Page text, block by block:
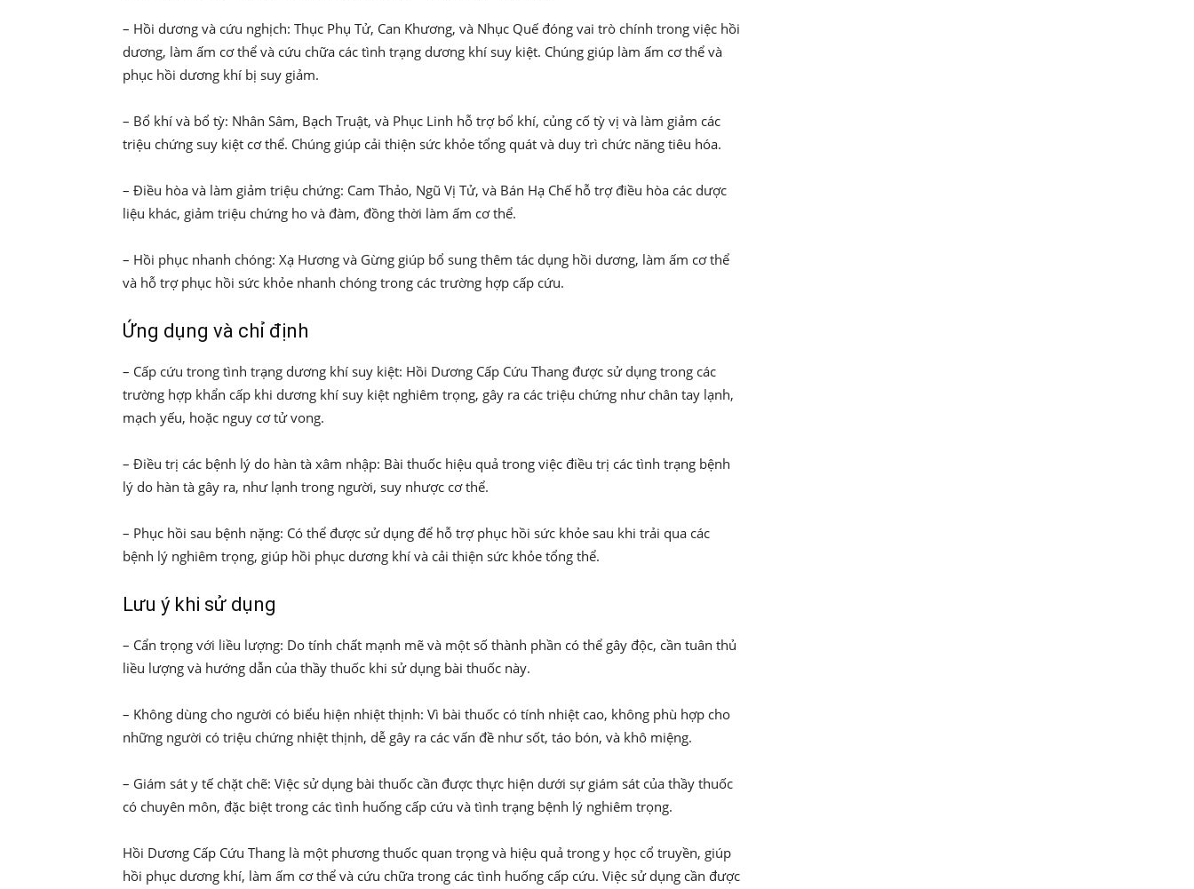
– Hồi dương và cứu nghịch: Thục Phụ Tử, Can Khương, và Nhục Quế đóng vai trò chính trong việc hồi
dương, làm ấm cơ thể và cứu chữa các tình trạng dương khí suy kiệt. Chúng giúp làm ấm cơ thể và
phục hồi dương khí bị suy giảm.
– Bổ khí và bổ tỳ: Nhân Sâm, Bạch Truật, và Phục Linh hỗ trợ bổ khí, củng cố tỳ vị và làm giảm các
triệu chứng suy kiệt cơ thể. Chúng giúp cải thiện sức khỏe tổng quát và duy trì chức năng tiêu hóa.
– Điều hòa và làm giảm triệu chứng: Cam Thảo, Ngũ Vị Tử, và Bán Hạ Chế hỗ trợ điều hòa các dược
liệu khác, giảm triệu chứng ho và đàm, đồng thời làm ấm cơ thể.
– Hồi phục nhanh chóng: Xạ Hương và Gừng giúp bổ sung thêm tác dụng hồi dương, làm ấm cơ thể
và hỗ trợ phục hồi sức khỏe nhanh chóng trong các trường hợp cấp cứu.
Ứng dụng và chỉ định
– Cấp cứu trong tình trạng dương khí suy kiệt: Hồi Dương Cấp Cứu Thang được sử dụng trong các
trường hợp khẩn cấp khi dương khí suy kiệt nghiêm trọng, gây ra các triệu chứng như chân tay lạnh,
mạch yếu, hoặc nguy cơ tử vong.
– Điều trị các bệnh lý do hàn tà xâm nhập: Bài thuốc hiệu quả trong việc điều trị các tình trạng bệnh
lý do hàn tà gây ra, như lạnh trong người, suy nhược cơ thể.
– Phục hồi sau bệnh nặng: Có thể được sử dụng để hỗ trợ phục hồi sức khỏe sau khi trải qua các
bệnh lý nghiêm trọng, giúp hồi phục dương khí và cải thiện sức khỏe tổng thể.
Lưu ý khi sử dụng
– Cẩn trọng với liều lượng: Do tính chất mạnh mẽ và một số thành phần có thể gây độc, cần tuân thủ
liều lượng và hướng dẫn của thầy thuốc khi sử dụng bài thuốc này.
– Không dùng cho người có biểu hiện nhiệt thịnh: Vì bài thuốc có tính nhiệt cao, không phù hợp cho
những người có triệu chứng nhiệt thịnh, dễ gây ra các vấn đề như sốt, táo bón, và khô miệng.
– Giám sát y tế chặt chẽ: Việc sử dụng bài thuốc cần được thực hiện dưới sự giám sát của thầy thuốc
có chuyên môn, đặc biệt trong các tình huống cấp cứu và tình trạng bệnh lý nghiêm trọng.
Hồi Dương Cấp Cứu Thang là một phương thuốc quan trọng và hiệu quả trong y học cổ truyền, giúp
hồi phục dương khí, làm ấm cơ thể và cứu chữa trong các tình huống cấp cứu. Việc sử dụng cần được